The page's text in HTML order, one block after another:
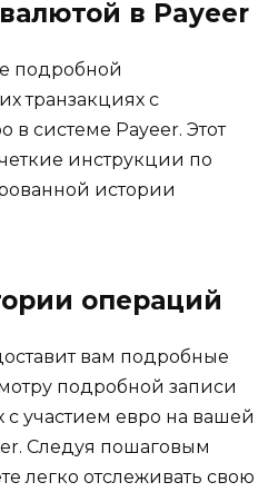
в Payeer
подробной
транзакциях с
в системе Payeer. Этот
инструкции по
истории
операций
вам подробные
подробной записи
с участием евро на вашей
Следуя пошаговым
легко отслеживать свою